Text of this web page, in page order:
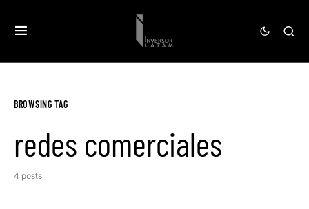
BROWSING TAG
redes comerciales
4 posts